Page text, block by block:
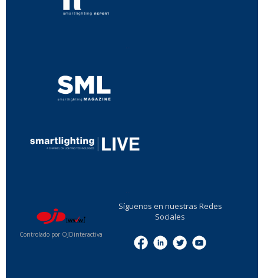
Controlado por OJDinteractiva
Síguenos en nuestras Redes
Sociales